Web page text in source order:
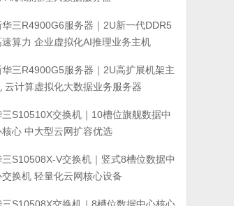
华三R4900G6服务器｜2U新一代DDR5
速算力 企业虚拟化AI推理业务主机
华三R4900G5服务器｜2U高扩展机架主
云计算虚拟化大数据业务服务器
三S10510X交换机｜10槽位旗舰数据中
核心 中大型云网扩容优选
三S10508X-V交换机｜竖式8槽位数据中
交换机 轻量化云网核心设备